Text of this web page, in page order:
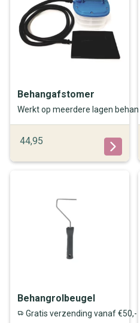
Behangafstomer
Werkt op meerdere lagen behang
44,95
Behangrolbeugel
Gratis verzending vanaf €50,-